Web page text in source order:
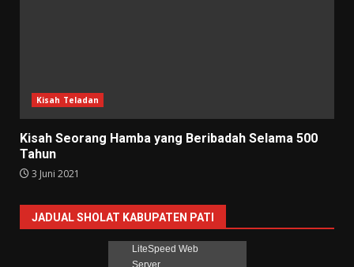
Kisah Teladan
Kisah Seorang Hamba yang Beribadah Selama 500
Tahun
3 Juni 2021
JADUAL SHOLAT KABUPATEN PATI